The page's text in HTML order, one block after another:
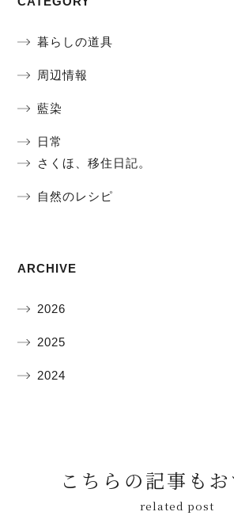
暮らしの道具
周辺情報
藍染
日常
さくほ、移住日記。
自然のレシピ
ARCHIVE
2026
2025
2024
こちらの記事も
related post